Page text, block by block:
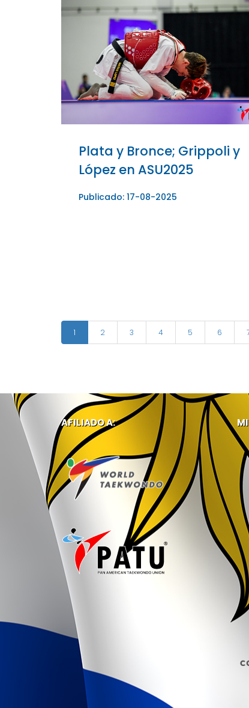
Plata y Bronce; Grippoli y
López en ASU2025
Publicado: 17-08-2025
1 2 3 4 5 6
AFILIADO A: